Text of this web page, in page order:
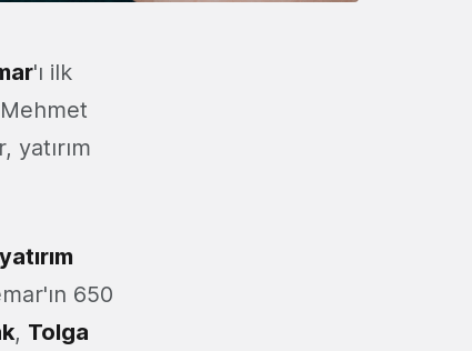
'ı ilk
yatırım
650
, Tolga